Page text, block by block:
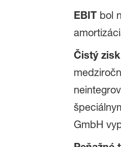
EBITbol
Čistý zisk
GmbH